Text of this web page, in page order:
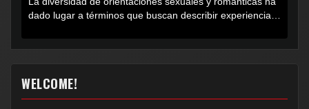
dado lugar a términos que buscan describir experiencias
WELCOME!